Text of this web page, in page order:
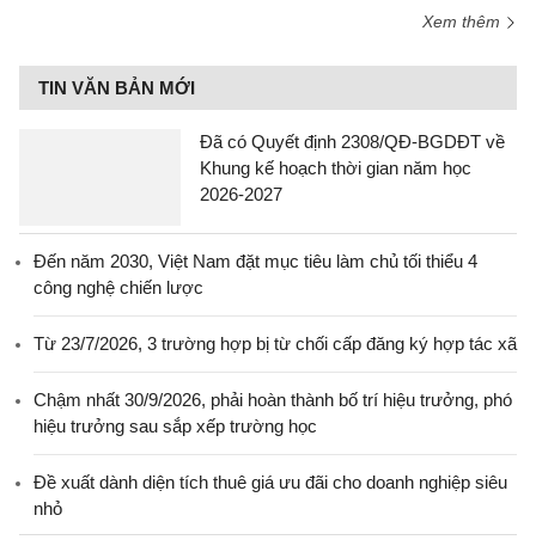
Xem thêm
TIN VĂN BẢN MỚI
Đã có Quyết định 2308/QĐ-BGDĐT về
Khung kế hoạch thời gian năm học
2026-2027
Đến năm 2030, Việt Nam đặt mục tiêu làm chủ tối thiểu 4
công nghệ chiến lược
Từ 23/7/2026, 3 trường hợp bị từ chối cấp đăng ký hợp tác xã
Chậm nhất 30/9/2026, phải hoàn thành bố trí hiệu trưởng, phó
hiệu trưởng sau sắp xếp trường học
Đề xuất dành diện tích thuê giá ưu đãi cho doanh nghiệp siêu
nhỏ